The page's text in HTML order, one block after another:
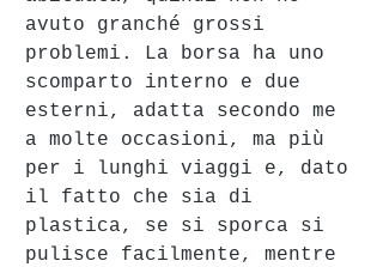
avuto granché grossi
problemi. La borsa ha uno
scomparto interno e due
esterni, adatta secondo me
a molte occasioni, ma più
per i lunghi viaggi e, dato
il fatto che sia di
plastica, se si sporca si
pulisce facilmente, mentre